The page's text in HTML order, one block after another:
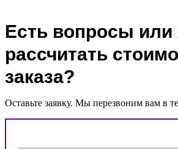
Есть вопросы или
рассчитать
заказа?
Оставьте заявку. Мы перезвоним вам в